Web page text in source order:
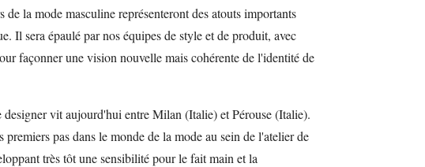
de la mode masculine représenteront des atouts importants
Il sera épaulé par nos équipes de style et de produit, avec
façonner une vision nouvelle mais cohérente de l'identité de
vit aujourd'hui entre Milan (Italie) et Pérouse (Italie).
pas dans le monde de la mode au sein de l'atelier de
très tôt une sensibilité pour le fait main et la